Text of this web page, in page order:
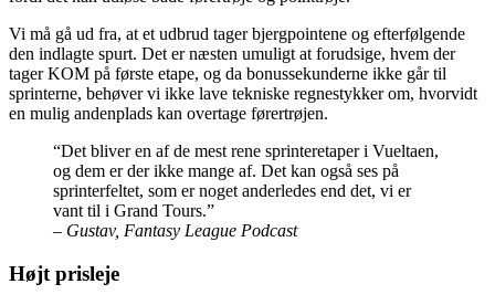
Vi må gå ud fra, at et udbrud tager bjergpointene og efterfølgende
den indlagte spurt. Det er næsten umuligt at forudsige, hvem der
tager KOM på første etape, og da bonussekunderne ikke går til
sprinterne, behøver vi ikke lave tekniske regnestykker om, hvorvidt
en mulig andenplads kan overtage førertrøjen.
“Det bliver en af de mest rene sprinteretaper i Vueltaen,
og dem er der ikke mange af. Det kan også ses på
sprinterfeltet, som er noget anderledes end det, vi er
vant til i Grand Tours.”
– Gustav, Fantasy League Podcast
Højt prisleje